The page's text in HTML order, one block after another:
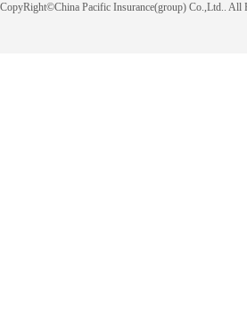
CopyRight©China Pacific Insurance(group) Co.,Ltd.. All